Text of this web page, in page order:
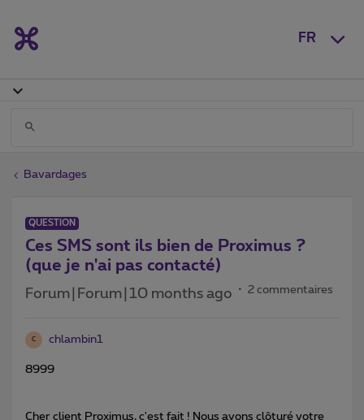
FR
Bavardages
QUESTION
Ces SMS sont ils bien de Proximus ?
(que je n'ai pas contacté)
Forum|Forum|10 months ago 2 commentaires
C chlambin1
8999
Cher client Proximus, c'est fait ! Nous avons clôturé votre